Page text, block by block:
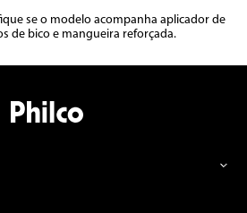
se o modelo acompanha aplicador de
de bico e mangueira reforçada.